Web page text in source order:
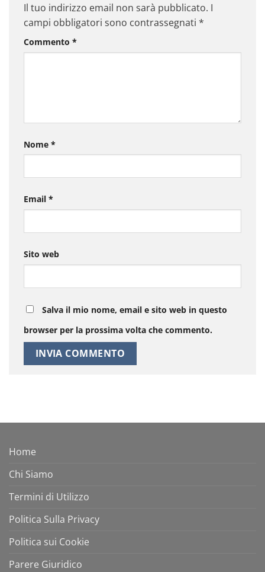
Il tuo indirizzo email non sarà pubblicato. I
campi obbligatori sono contrassegnati *
Commento *
Nome *
Email *
Sito web
Salva il mio nome, email e sito web in questo
browser per la prossima volta che commento.
Home
Chi Siamo
Termini di Utilizzo
Politica Sulla Privacy
Politica sui Cookie
Parere Giuridico